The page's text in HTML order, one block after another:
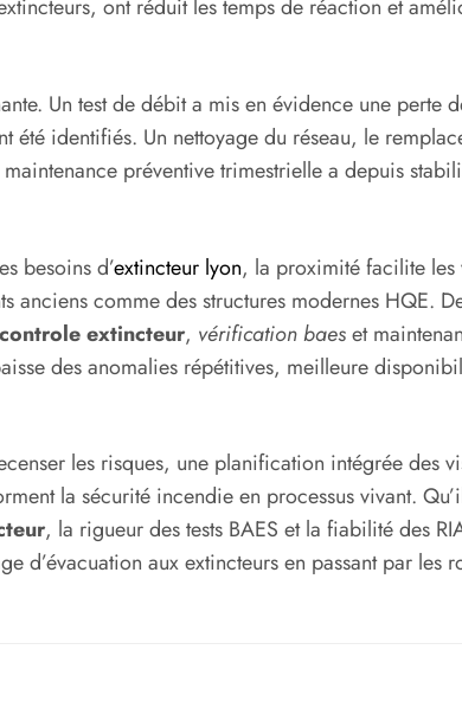
ont réduit les temps de réaction et
Un test de débit a mis en évidence une perte
identifiés. Un nettoyage du réseau, le
préventive trimestrielle a depuis
besoins d’extincteur lyon, la proximité facilite les
anciens comme des structures modernes HQE.
controle extincteur, vérification baeset
des anomalies répétitives, meilleure
les risques, une planification intégrée des
la sécurité incendie en processus vivant.
, la rigueur des tests BAES et la fiabilité des
d’évacuation aux extincteurs en passant par les